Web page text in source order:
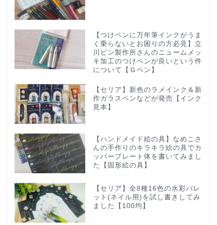
【つけペンに万年筆インクがうま
く乗らないとお困りの方必見】立
川ピン製作所さんのニュームメッ
キ加工のつけペンが良いという件
について【Ｇペン】
【セリア】新色のラメインク＆新
作ガラスペンなどが発売【インク
見本】
【ハンドメイド絵の具】なめこさ
んの手作りのキラキラ絵の具でカ
ッパープレート体を書いてみまし
た【固形絵の具】
【セリア】全8種16色の水彩パレ
ット(ネイル用)を試し書きしてみ
ました【100均】